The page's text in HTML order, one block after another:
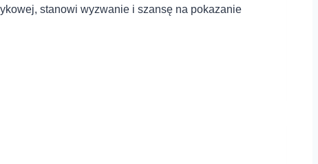
stanowi wyzwanie i szansę na pokazanie